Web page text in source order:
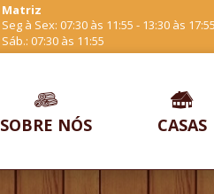
Matriz
Seg à Sex: 07:30 às 11:55 - 13:30 às 17:55
Sáb.: 07:30 às 11:55
SOBRE NÓS CASAS